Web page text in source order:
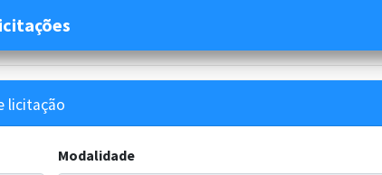
licitação
Modalidade